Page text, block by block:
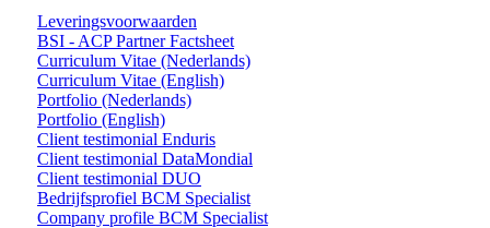
Leveringsvoorwaarden
BSI - ACP Partner Factsheet
Curriculum Vitae (Nederlands)
Curriculum Vitae (English)
Portfolio (Nederlands)
Portfolio (English)
Client testimonial Enduris
Client testimonial DataMondial
Client testimonial DUO
Bedrijfsprofiel BCM Specialist
Company profile BCM Specialist